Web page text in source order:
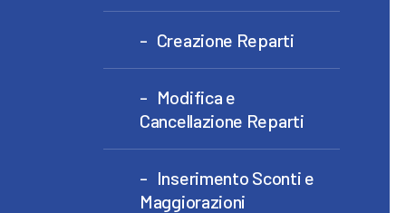
Creazione Reparti
Modifica e
Cancellazione Reparti
Inserimento Sconti e
Maggiorazioni